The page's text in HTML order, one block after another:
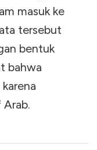
masuk ke
tersebut
bentuk
bahwa